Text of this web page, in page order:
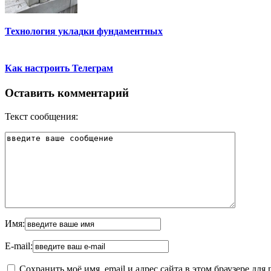
Технология укладки фундаментных
Как настроить Телеграм
Оставить комментарий
Текст сообщения:
Имя:
E-mail:
Сохранить моё имя, email и адрес сайта в этом браузере